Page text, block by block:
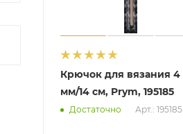
Крючок для вязания 4
мм/14 см, Prym, 195185
Достаточно Арт.: 195185